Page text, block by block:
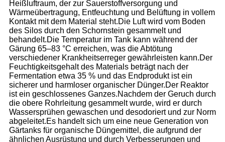
Heißluftraum, der zur Sauerstoffversorgung und
Wärmeübertragung, Entfeuchtung und Belüftung in vollem
Kontakt mit dem Material steht.Die Luft wird vom Boden
des Silos durch den Schornstein gesammelt und
behandelt.Die Temperatur im Tank kann während der
Gärung 65–83 °C erreichen, was die Abtötung
verschiedener Krankheitserreger gewährleisten kann.Der
Feuchtigkeitsgehalt des Materials beträgt nach der
Fermentation etwa 35 % und das Endprodukt ist ein
sicherer und harmloser organischer Dünger.Der Reaktor
ist ein geschlossenes Ganzes.Nachdem der Geruch durch
die obere Rohrleitung gesammelt wurde, wird er durch
Wassersprühen gewaschen und desodoriert und zur Norm
abgeleitet.Es handelt sich um eine neue Generation von
Gärtanks für organische Düngemittel, die aufgrund der
ähnlichen Ausrüstung und durch Verbesserungen und